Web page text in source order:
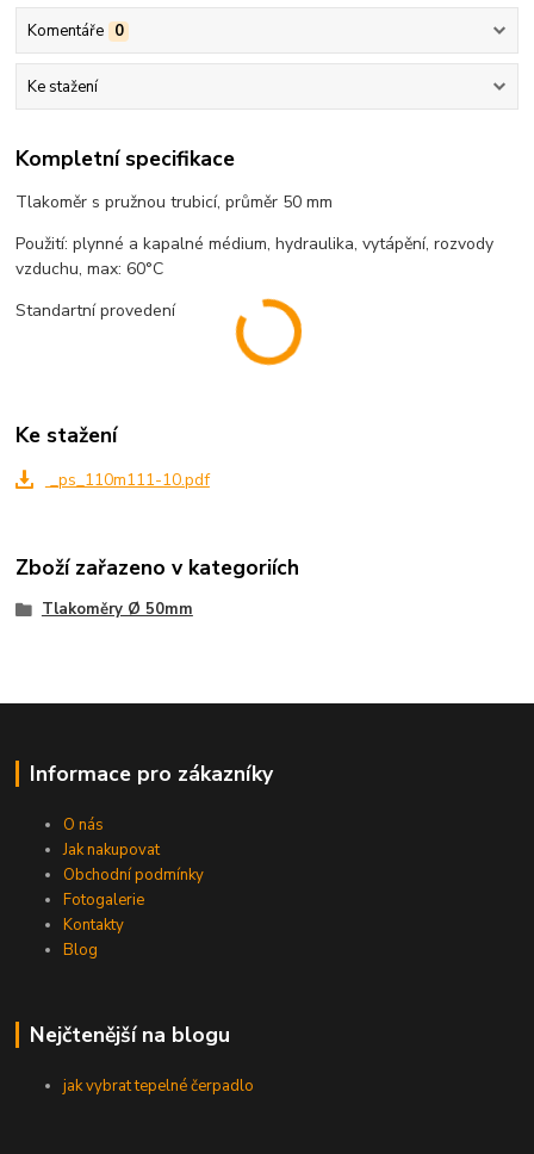
Komentáře 0
Ke stažení
Kompletní specifikace
Tlakoměr s pružnou trubicí, průměr 50 mm
Použití: plynné a kapalné médium, hydraulika, vytápění, rozvody
vzduchu, max: 60°C
Standartní provedení
Ke stažení
_ps_110m111-10.pdf
Zboží zařazeno v kategoriích
Tlakoměry Ø 50mm
Informace pro zákazníky
O nás
Jak nakupovat
Obchodní podmínky
Fotogalerie
Kontakty
Blog
Nejčtenější na blogu
jak vybrat tepelné čerpadlo